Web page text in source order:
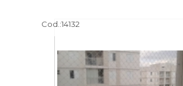
Cod.:14132